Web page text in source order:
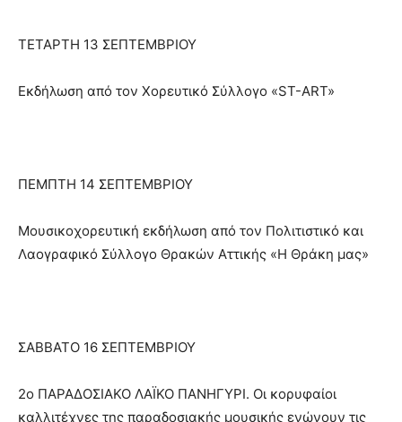
ΤΕΤΑΡΤΗ 13 ΣΕΠΤΕΜΒΡΙΟΥ
Εκδήλωση από τον Χορευτικό Σύλλογο «ST-ART»
ΠΕΜΠΤΗ 14 ΣΕΠΤΕΜΒΡΙΟΥ
Μουσικοχορευτική εκδήλωση από τον Πολιτιστικό και
Λαογραφικό Σύλλογο Θρακών Αττικής «Η Θράκη μας»
ΣΑΒΒΑΤΟ 16 ΣΕΠΤΕΜΒΡΙΟΥ
2ο ΠΑΡΑΔΟΣΙΑΚΟ ΛΑΪΚΟ ΠΑΝΗΓΥΡΙ. Οι κορυφαίοι
καλλιτέχνες της παραδοσιακής μουσικής ενώνουν τις